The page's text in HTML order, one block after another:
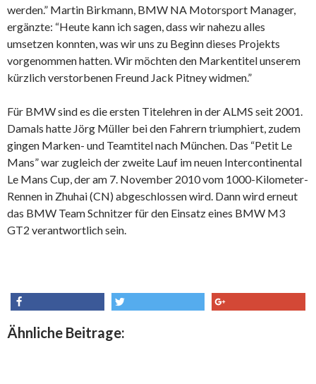
werden.” Martin Birkmann, BMW NA Motorsport Manager,
ergänzte: “Heute kann ich sagen, dass wir nahezu alles
umsetzen konnten, was wir uns zu Beginn dieses Projekts
vorgenommen hatten. Wir möchten den Markentitel unserem
kürzlich verstorbenen Freund Jack Pitney widmen.”
Für BMW sind es die ersten Titelehren in der ALMS seit 2001.
Damals hatte Jörg Müller bei den Fahrern triumphiert, zudem
gingen Marken- und Teamtitel nach München. Das “Petit Le
Mans” war zugleich der zweite Lauf im neuen Intercontinental
Le Mans Cup, der am 7. November 2010 vom 1000-Kilometer-
Rennen in Zhuhai (CN) abgeschlossen wird. Dann wird erneut
das BMW Team Schnitzer für den Einsatz eines BMW M3
GT2 verantwortlich sein.
share
Ähnliche Beitrage: